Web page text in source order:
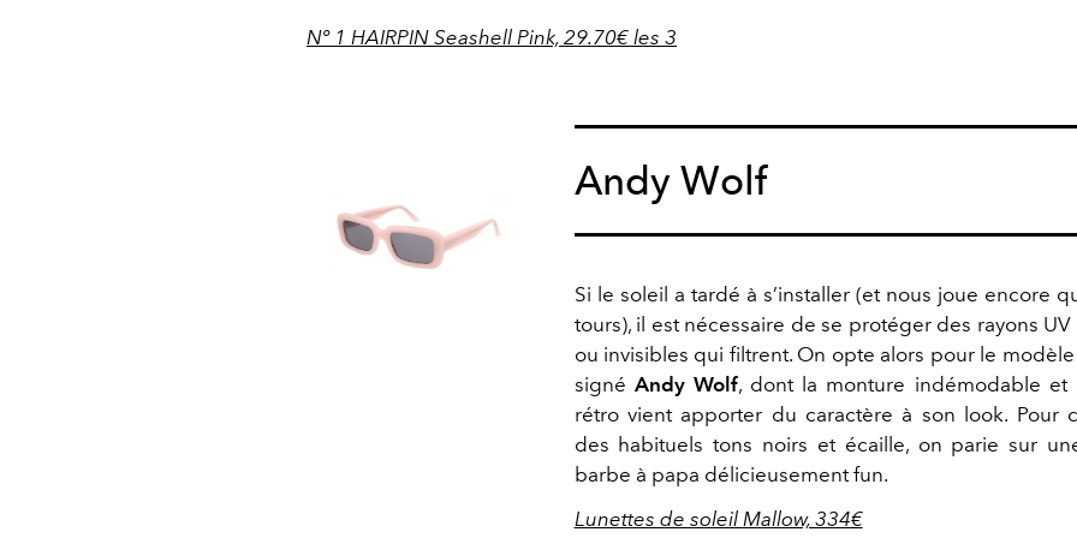
Nº 1 HAIRPIN Seashell Pink, 29.70€ les 3
Andy Wolf
Si le soleil a tardé à s’installer (et nous joue encore
tours), il est nécessaire de se protéger des rayons UV
ou invisibles qui filtrent. On opte alors pour le
signé Andy Wolf, dont la monture indémodable et
rétro vient apporter du caractère à son look. Pour
des habituels tons noirs et écaille, on parie sur
barbe à papa délicieusement fun.
Lunettes de soleil Mallow, 334€